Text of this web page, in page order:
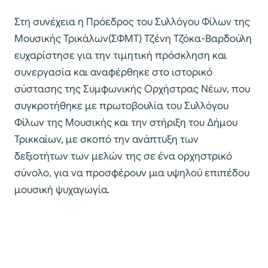
Στη συνέχεια η Πρόεδρος του Συλλόγου Φίλων της
Μουσικής Τρικάλων(ΣΦΜΤ) Τζένη Τζόκα-Βαρδούλη
ευχαρίστησε για την τιμητική πρόσκληση και
συνεργασία και αναφέρθηκε στο ιστορικό
σύστασης της Συμφωνικής Ορχήστρας Νέων, που
συγκροτήθηκε με πρωτοβουλία του Συλλόγου
Φίλων της Μουσικής και την στήριξη του Δήμου
Τρικκαίων, με σκοπό την ανάπτυξη των
δεξιοτήτων των μελών της σε ένα ορχηστρικό
σύνολο, για να προσφέρουν μια υψηλού επιπέδου
μουσική ψυχαγωγία.